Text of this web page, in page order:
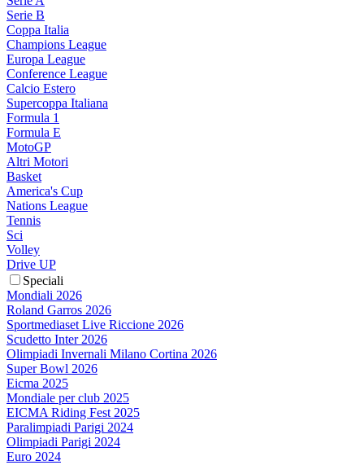
Serie B
Coppa Italia
Champions League
Europa League
Conference League
Calcio Estero
Supercoppa Italiana
Formula 1
Formula E
MotoGP
Altri Motori
Basket
America's Cup
Nations League
Tennis
Sci
Volley
Drive UP
Speciali
Mondiali 2026
Roland Garros 2026
Sportmediaset Live Riccione 2026
Scudetto Inter 2026
Olimpiadi Invernali Milano Cortina 2026
Super Bowl 2026
Eicma 2025
Mondiale per club 2025
EICMA Riding Fest 2025
Paralimpiadi Parigi 2024
Olimpiadi Parigi 2024
Euro 2024